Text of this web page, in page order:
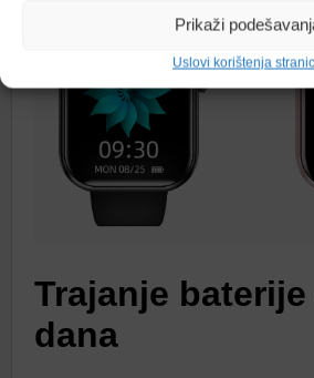
Prikaži
Uslovi korištenja
Trajanje baterije
dana